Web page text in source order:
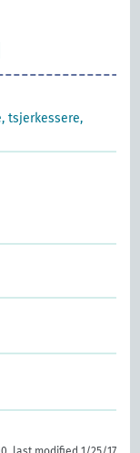
tsjerkessere,